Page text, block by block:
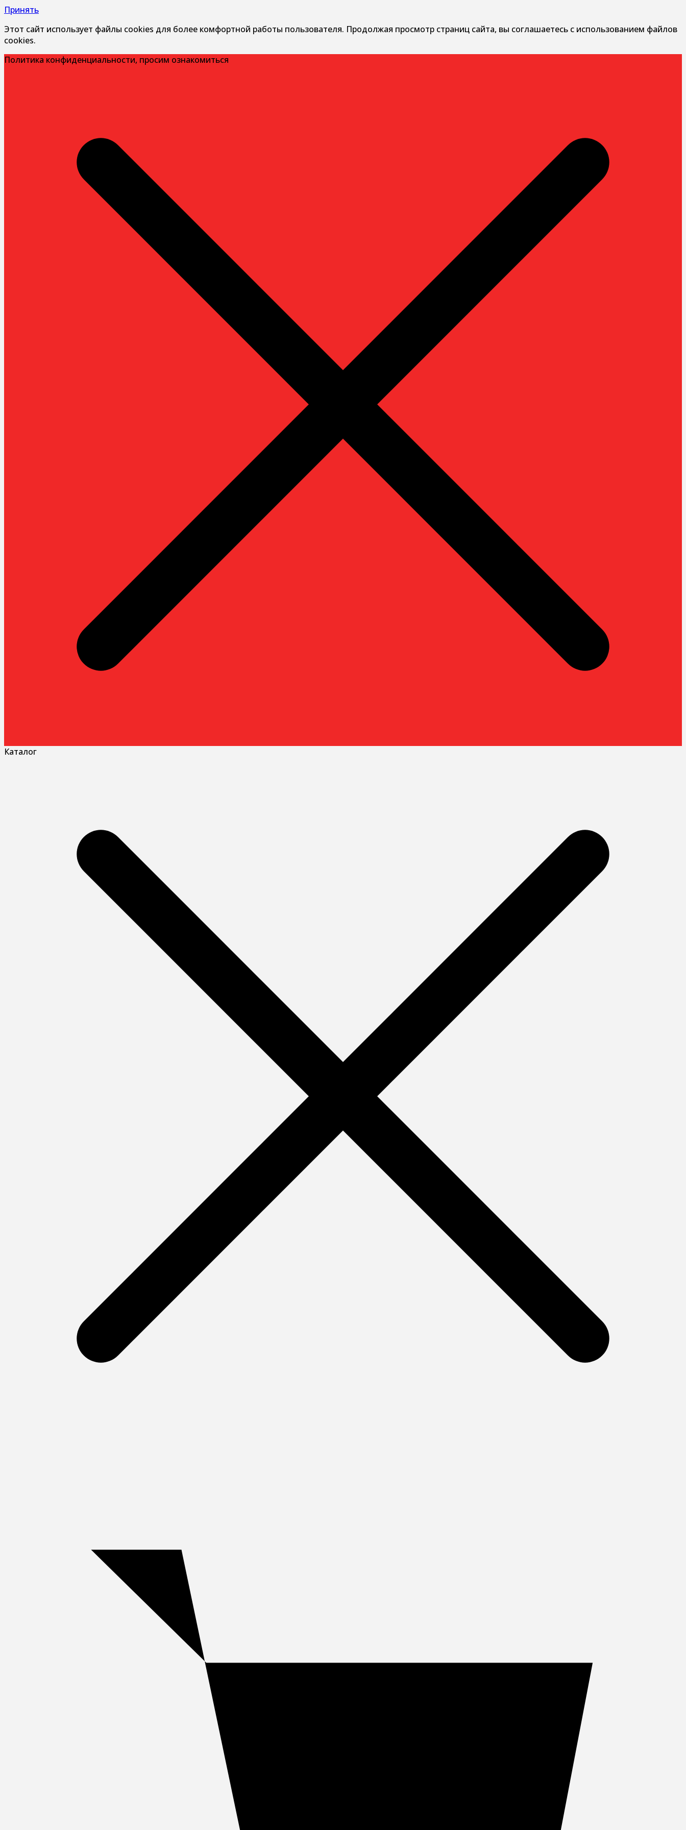
Принять
Этот сайт использует файлы cookies для более комфортной работы пользователя. Продолжая просмотр страниц сайта, вы соглашаетесь с использованием файлов
cookies.
Политика конфиденциальности, просим ознакомиться
Каталог